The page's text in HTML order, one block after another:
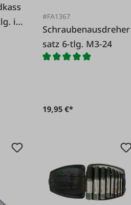
in
#FA1367
Schraubenausdreher
satz 6-tlg. M3-24
19,95 €*